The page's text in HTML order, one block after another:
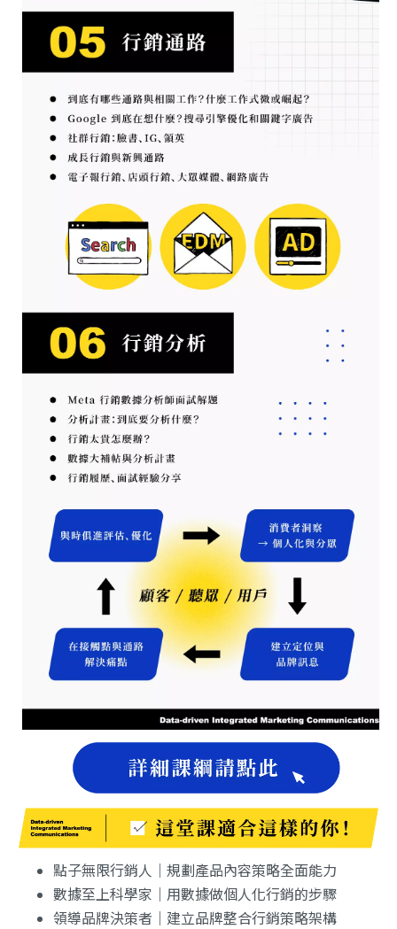
點子無限行銷人｜規劃產品內容策略全面能力
數據至上科學家｜用數據做個人化行銷的步驟
領導品牌決策者｜建立品牌整合行銷策略架構